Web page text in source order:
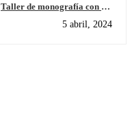
Taller de monografía con los
Programa de Diploma
5 abril, 2024